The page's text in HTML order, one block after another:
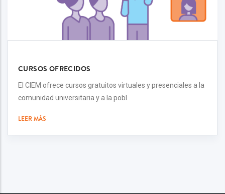
CURSOS OFRECIDOS
El CIEM ofrece cursos gratuitos virtuales y presenciales a la
comunidad universitaria y a la pobl
LEER MÁS